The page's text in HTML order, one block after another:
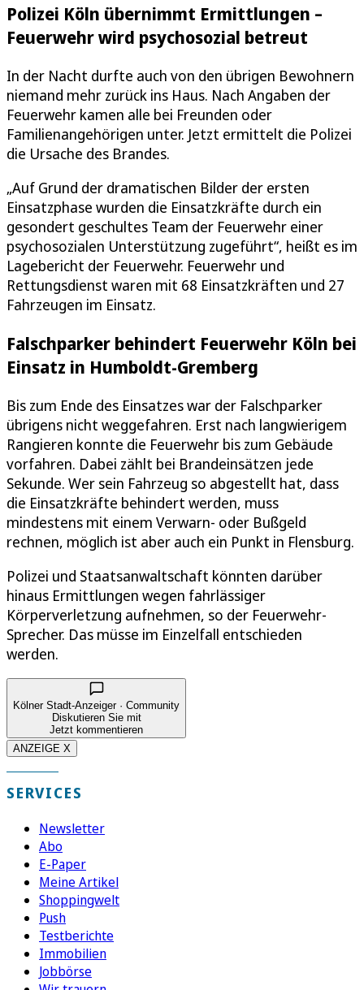
Polizei Köln übernimmt Ermittlungen –
Feuerwehr wird psychosozial betreut
In der Nacht durfte auch von den übrigen Bewohnern
niemand mehr zurück ins Haus. Nach Angaben der
Feuerwehr kamen alle bei Freunden oder
Familienangehörigen unter. Jetzt ermittelt die Polizei
die Ursache des Brandes.
„Auf Grund der dramatischen Bilder der ersten
Einsatzphase wurden die Einsatzkräfte durch ein
gesondert geschultes Team der Feuerwehr einer
psychosozialen Unterstützung zugeführt“, heißt es im
Lagebericht der Feuerwehr. Feuerwehr und
Rettungsdienst waren mit 68 Einsatzkräften und 27
Fahrzeugen im Einsatz.
Falschparker behindert Feuerwehr Köln bei
Einsatz in Humboldt-Gremberg
Bis zum Ende des Einsatzes war der Falschparker
übrigens nicht weggefahren. Erst nach langwierigem
Rangieren konnte die Feuerwehr bis zum Gebäude
vorfahren. Dabei zählt bei Brandeinsätzen jede
Sekunde. Wer sein Fahrzeug so abgestellt hat, dass
die Einsatzkräfte behindert werden, muss
mindestens mit einem Verwarn- oder Bußgeld
rechnen, möglich ist aber auch ein Punkt in Flensburg.
Polizei und Staatsanwaltschaft könnten darüber
hinaus Ermittlungen wegen fahrlässiger
Körperverletzung aufnehmen, so der Feuerwehr-
Sprecher. Das müsse im Einzelfall entschieden
werden.
Kölner Stadt-Anzeiger · Community
Diskutieren Sie mit
Jetzt kommentieren
ANZEIGE X
SERVICES
Newsletter
Abo
E-Paper
Meine Artikel
Shoppingwelt
Push
Testberichte
Immobilien
Jobbörse